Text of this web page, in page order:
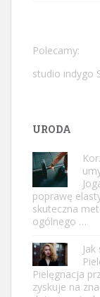
Polecamy:
studio indygo
URODA
poprawę
skuteczna
ogólnego …
Pielęgnacja
zyskuje na